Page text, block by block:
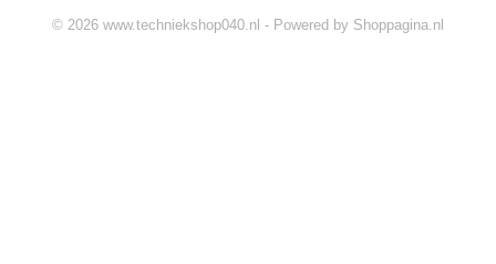
© 2026 www.techniekshop040.nl - Powered by Shoppagina.nl